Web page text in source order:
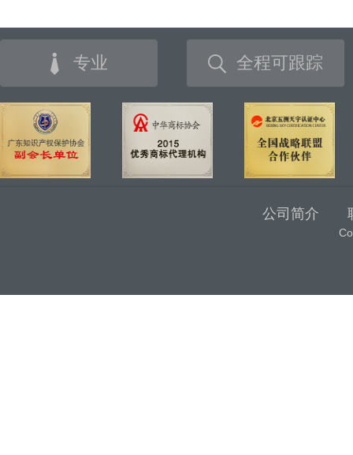
专业 全程可跟踪
公司简介